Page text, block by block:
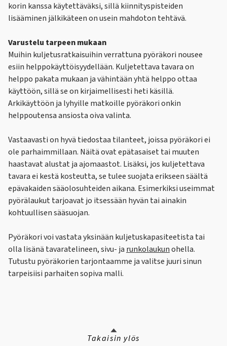
korin kanssa käytettäväksi, sillä kiinnityspisteiden
lisääminen jälkikäteen on usein mahdoton tehtävä.
Varustelu tarpeen mukaan
Muihin kuljetusratkaisuihin verrattuna pyöräkori nousee
esiin helppokäyttöisyydellään. Kuljetettava tavara on
helppo pakata mukaan ja vähintään yhtä helppo ottaa
käyttöön, sillä se on kirjaimellisesti heti käsillä.
Arkikäyttöön ja lyhyille matkoille pyöräkori onkin
helppoutensa ansiosta oiva valinta.
Vastaavasti on hyvä tiedostaa tilanteet, joissa pyöräkori ei
ole parhaimmillaan. Näitä ovat epätasaiset tai muuten
haastavat alustat ja ajomaastot. Lisäksi, jos kuljetettava
tavara ei kestä kosteutta, se tulee suojata erikseen säältä
epävakaiden sääolosuhteiden aikana. Esimerkiksi useimmat
pyörälaukut tarjoavat jo itsessään hyvän tai ainakin
kohtuullisen sääsuojan.
Pyöräkori voi vastata yksinään kuljetuskapasiteetista tai
olla lisänä tavaratelineen, sivu- ja runkolaukunohella.
Tutustu pyöräkorien tarjontaamme ja valitse juuri sinun
tarpeisiisi parhaiten sopiva malli.
Takaisin ylös